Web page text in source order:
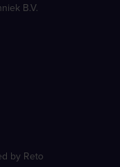
B.V.
by Reto